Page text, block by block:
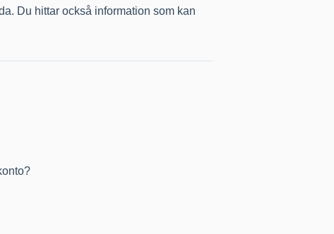
Du hittar också information som kan